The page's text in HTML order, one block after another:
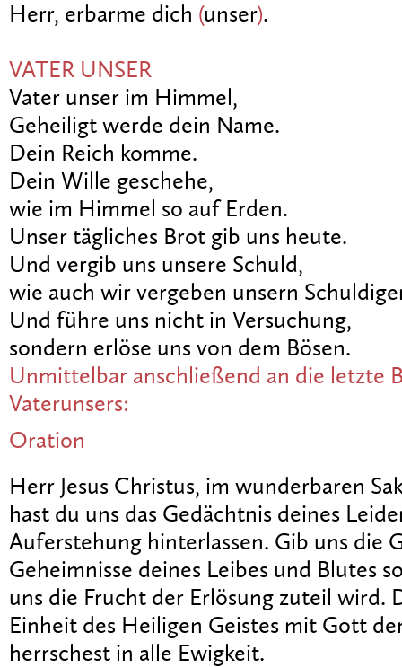
Herr, erbarme dich (unser).
VATER UNSER
Vater unser im Himmel,
Geheiligt werde dein Name.
Dein Reich komme.
Dein Wille geschehe,
wie im Himmel so auf Erden.
Unser tägliches Brot gib uns heute.
Und vergib uns unsere Schuld,
wie auch wir vergeben unsern
Und führe uns nicht in Versuchung,
sondern erlöse uns von dem Bösen.
Unmittelbar anschließend an die letzte
Vaterunsers:
Oration
Herr Jesus Christus, im wunderbaren
hast du uns das Gedächtnis deines
Auferstehung hinterlassen. Gib uns die
Geheimnisse deines Leibes und Blutes
uns die Frucht der Erlösung zuteil wird.
Einheit des Heiligen Geistes mit Gott
herrschest in alle Ewigkeit.